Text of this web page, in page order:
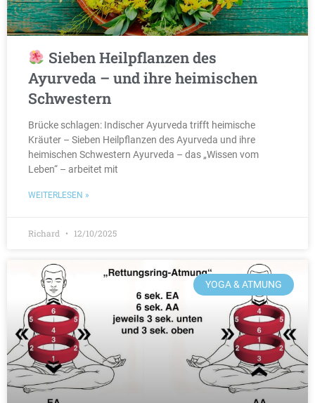
Sieben Heilpflanzen des
Ayurveda – und ihre heimischen
Schwestern
Brücke schlagen: Indischer Ayurveda trifft heimische
Kräuter – Sieben Heilpflanzen des Ayurveda und ihre
heimischen Schwestern Ayurveda – das „Wissen vom
Leben“ – arbeitet mit
WEITERLESEN »
Richard 12/10/2025
YOGA & ATMUNG